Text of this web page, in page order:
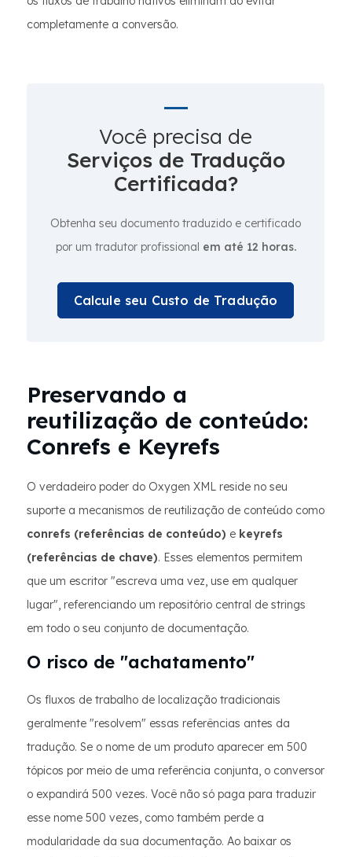
completamente a conversão.
Você precisa de
Serviços de Tradução
Certificada?
Obtenha seu documento traduzido e certificado
por um tradutor profissional em até 12 horas.
Calcule seu Custo de Tradução
Preservando a
reutilização de conteúdo:
Conrefs e Keyrefs
O verdadeiro poder do Oxygen XML reside no seu
suporte a mecanismos de reutilização de conteúdo como
conrefs (referências de conteúdo) e keyrefs
(referências de chave). Esses elementos permitem
que um escritor "escreva uma vez, use em qualquer
lugar", referenciando um repositório central de strings
em todo o seu conjunto de documentação.
O risco de "achatamento"
Os fluxos de trabalho de localização tradicionais
geralmente "resolvem" essas referências antes da
tradução. Se o nome de um produto aparecer em 500
tópicos por meio de uma referência conjunta, o conversor
o expandirá 500 vezes. Você não só paga para traduzir
esse nome 500 vezes, como também perde a
modularidade da sua documentação. Ao baixar os